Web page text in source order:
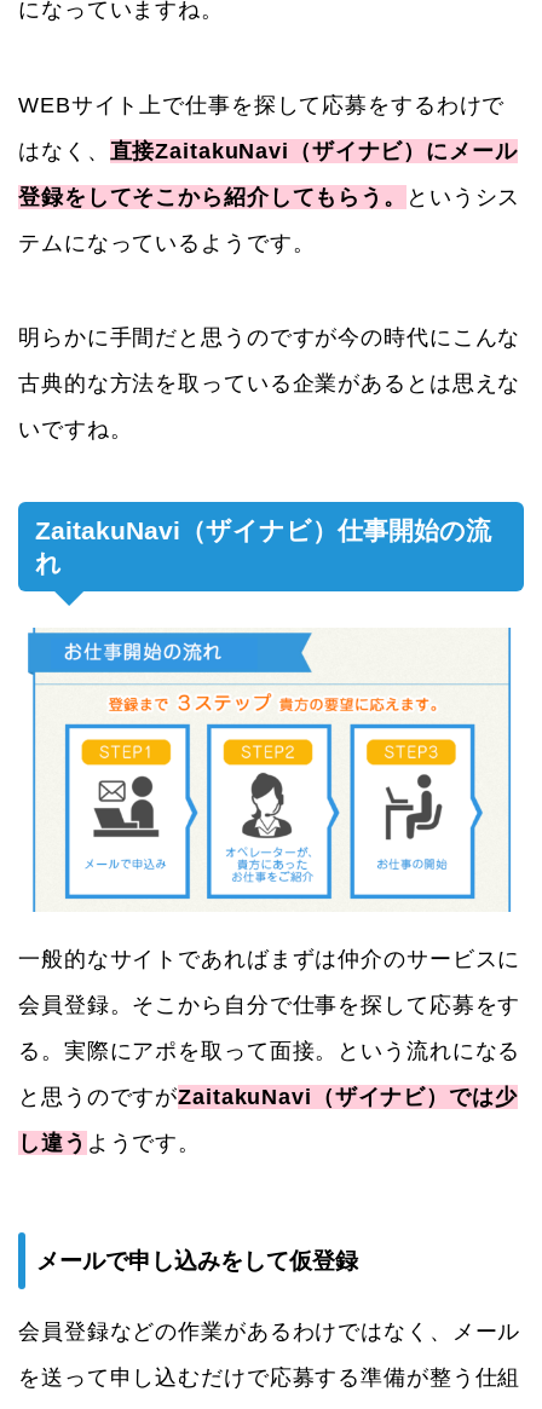
になっていますね。
WEBサイト上で仕事を探して応募をするわけで
はなく、 直接ZaitakuNavi（ザイナビ）にメール
登録をしてそこから紹介してもらう。
というシス
テムになっているようです。
明らかに手間だと思うのですが今の時代にこんな
古典的な方法を取っている企業があるとは思えな
いですね。
ZaitakuNavi（ザイナビ）仕事開始の流
れ
一般的なサイトであればまずは仲介のサービスに
会員登録。そこから自分で仕事を探して応募をす
る。実際にアポを取って面接。という流れになる
と思うのですがZaitakuNavi（ザイナビ）では少
し違う ようです。
メールで申し込みをして仮登録
会員登録などの作業があるわけではなく、メール
を送って申し込むだけで応募する準備が整う仕組